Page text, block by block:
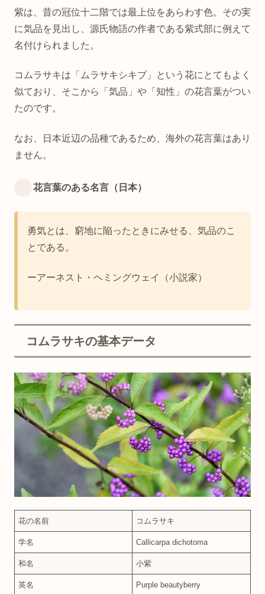
紫は、昔の冠位十二階では最上位をあらわす色。その実
に気品を見出し、源氏物語の作者である紫式部に例えて
名付けられました。
コムラサキは「ムラサキシキブ」という花にとてもよく
似ており、そこから「気品」や「知性」の花言葉がつい
たのです。
なお、日本近辺の品種であるため、海外の花言葉はあり
ません。
花言葉のある名言（日本）
勇気とは、窮地に陥ったときにみせる、気品のこ
とである。
ーアーネスト・ヘミングウェイ（小説家）
コムラサキの基本データ
花の名前 コムラサキ
学名 Callicarpa dichotoma
和名 小紫
英名 Purple beautyberry